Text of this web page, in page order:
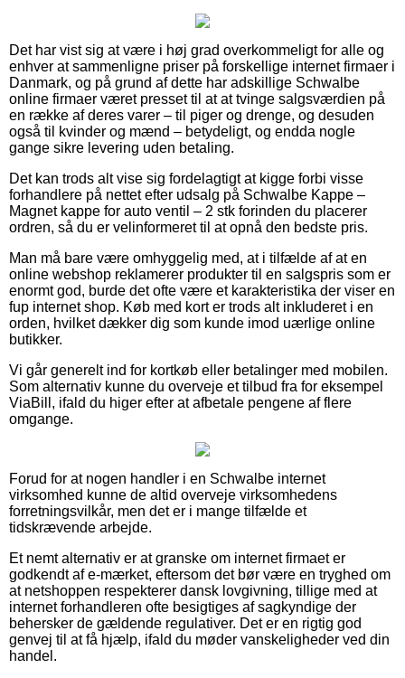
Det har vist sig at være i høj grad overkommeligt for alle og
enhver at sammenligne priser på forskellige internet firmaer i
Danmark, og på grund af dette har adskillige Schwalbe
online firmaer været presset til at at tvinge salgsværdien på
en række af deres varer – til piger og drenge, og desuden
også til kvinder og mænd – betydeligt, og endda nogle
gange sikre levering uden betaling.
Det kan trods alt vise sig fordelagtigt at kigge forbi visse
forhandlere på nettet efter udsalg på Schwalbe Kappe –
Magnet kappe for auto ventil – 2 stk forinden du placerer
ordren, så du er velinformeret til at opnå den bedste pris.
Man må bare være omhyggelig med, at i tilfælde af at en
online webshop reklamerer produkter til en salgspris som er
enormt god, burde det ofte være et karakteristika der viser en
fup internet shop. Køb med kort er trods alt inkluderet i en
orden, hvilket dækker dig som kunde imod uærlige online
butikker.
Vi går generelt ind for kortkøb eller betalinger med mobilen.
Som alternativ kunne du overveje et tilbud fra for eksempel
ViaBill, ifald du higer efter at afbetale pengene af flere
omgange.
Forud for at nogen handler i en Schwalbe internet
virksomhed kunne de altid overveje virksomhedens
forretningsvilkår, men det er i mange tilfælde et
tidskrævende arbejde.
Et nemt alternativ er at granske om internet firmaet er
godkendt af e-mærket, eftersom det bør være en tryghed om
at netshoppen respekterer dansk lovgivning, tillige med at
internet forhandleren ofte besigtiges af sagkyndige der
behersker de gældende regulativer. Det er en rigtig god
genvej til at få hjælp, ifald du møder vanskeligheder ved din
handel.